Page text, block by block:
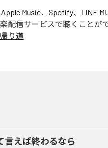
Apple Music、 Spotify、 LINE
配信サービスで聴くことがで
帰り道
言えば終わるなら